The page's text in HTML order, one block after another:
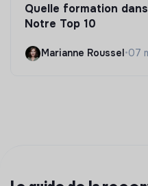
Quelle formation
Notre Top 10
Marianne Roussel•07